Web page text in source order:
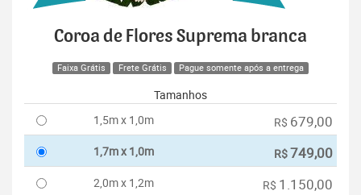
Coroa de Flores Suprema branca
Faixa Grátis Frete Grátis Pague somente após a entrega
Tamanhos
1,5m x 1,0m
R$ 679,00
1,7m x 1,0m R$749,00
2,0m x 1,2m R$ 1.150,00